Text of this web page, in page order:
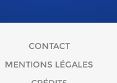
CONTACT
MENTIONS LÉGALES